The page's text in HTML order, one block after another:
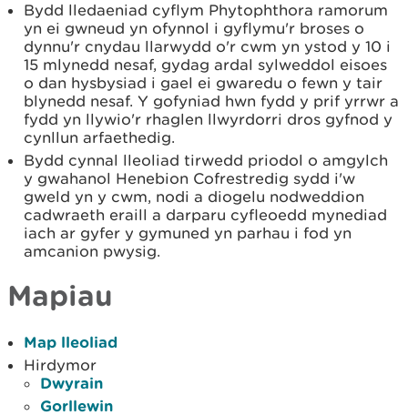
Bydd lledaeniad cyflym Phytophthora ramorum
yn ei gwneud yn ofynnol i gyflymu'r broses o
dynnu'r cnydau llarwydd o'r cwm yn ystod y 10 i
15 mlynedd nesaf, gydag ardal sylweddol eisoes
o dan hysbysiad i gael ei gwaredu o fewn y tair
blynedd nesaf. Y gofyniad hwn fydd y prif yrrwr a
fydd yn llywio'r rhaglen llwyrdorri dros gyfnod y
cynllun arfaethedig.
Bydd cynnal lleoliad tirwedd priodol o amgylch
y gwahanol Henebion Cofrestredig sydd i'w
gweld yn y cwm, nodi a diogelu nodweddion
cadwraeth eraill a darparu cyfleoedd mynediad
iach ar gyfer y gymuned yn parhau i fod yn
amcanion pwysig.
Mapiau
Map lleoliad
Hirdymor
Dwyrain
Gorllewin